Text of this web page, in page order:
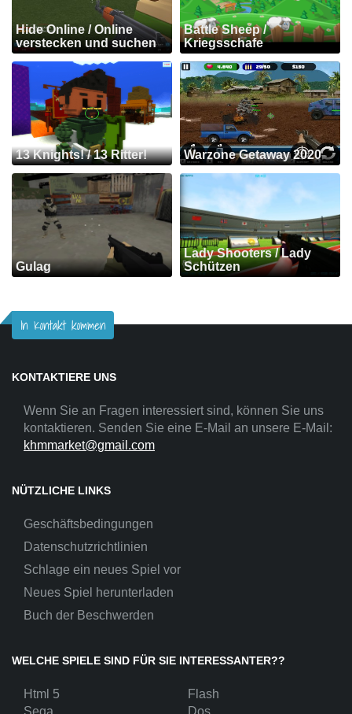
Hide Online / Online
verstecken und suchen
Battle Sheep /
Kriegsschafe
13 Knights! / 13 Ritter! Warzone Getaway 2020
Gulag
Lady Shooters / Lady
Schützen
In Kontakt kommen
KONTAKTIERE UNS
Wenn Sie an Fragen interessiert sind, können Sie uns
kontaktieren. Senden Sie eine E-Mail an unsere E-Mail:
khmmarket@gmail.com
NÜTZLICHE LINKS
Geschäftsbedingungen
Datenschutzrichtlinien
Schlage ein neues Spiel vor
Neues Spiel herunterladen
Buch der Beschwerden
WELCHE SPIELE SIND FÜR SIE INTERESSANTER??
Html 5
Flash
Sega
Dos